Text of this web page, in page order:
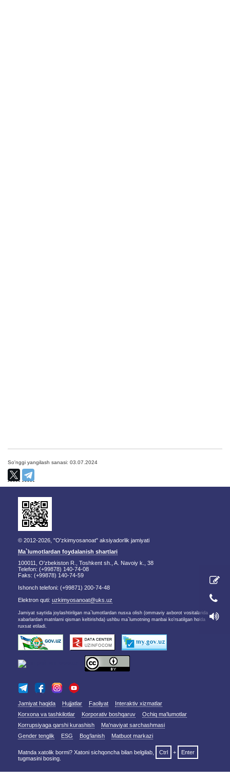
So'nggi yangilash sanasi: 03.07.2024
© 2012-2026, "O'zkimyosanoat" aksiyadorlik jamiyati
Ma`lumotlardan foydalanish shartlari
100011, O'zbekiston R., Toshkent sh., A. Navoiy k., 38
Telefon: (+99878) 140-74-08
Faks: (+99878) 140-74-59
Ishonch telefoni: (+99871) 200-74-48
Elektron quti: uzkimyosanoat@uks.uz
Jamiyat saytida joylashtirilgan ma`lumotlardan nusxa olish (ommaviy axborot vositalarida
xabarlardan matnlarni qisman keltirishda) ushbu ma`lumotning manbai ko'rsatilgan holda
ruxsat etiladi.
Jamiyat haqida Hujjatlar Faoliyat
Interaktiv xizmatlar
Korxona va tashkilotlar
Korporativ boshqaruv
Ochiq ma'lumotlar
Korrupsiyaga qarshi kurashish
Ma'naviyat sarchashmasi
Gender tenglik
ESG Bog‘lanish Matbuot markazi
Matnda xatolik bormi? Xatoni sichqoncha bilan belgilab, Ctrl +
Enter
tugmasini bosing.